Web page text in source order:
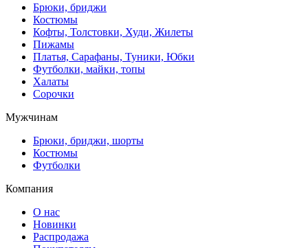
Брюки, бриджи
Костюмы
Кофты, Толстовки, Худи, Жилеты
Пижамы
Платья, Сарафаны, Туники, Юбки
Футболки, майки, топы
Халаты
Сорочки
Мужчинам
Брюки, бриджи, шорты
Костюмы
Футболки
Компания
О нас
Новинки
Распродажа